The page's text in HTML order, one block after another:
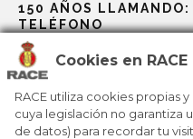
Cookies en RACE
RACE utiliza cookies propias
cuya legislación no garantiza
de datos) para recordar tu
150 AÑOS
TELÉFONO
GAUDÍ, EL GENIO QUE
BOHEMIAN